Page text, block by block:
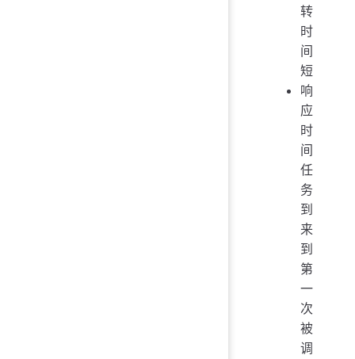
转
时
间
短
响
应
时
间
任
务
到
来
到
第
一
次
被
调